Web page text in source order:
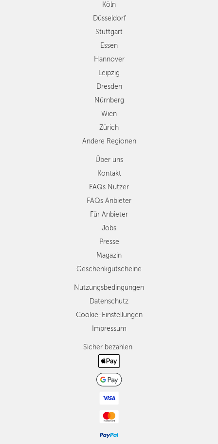
Dresden
Nürnberg
Wien
Zürich
Andere
Regionen
Köln
Düsseldorf
Stuttgart
Essen
Hannover
Leipzig
Dresden
Nürnberg
Wien
Zürich
Andere Regionen
Über uns
Kontakt
FAQs Nutzer
FAQs Anbieter
Für Anbieter
Jobs
Presse
Magazin
Geschenkgutscheine
Nutzungsbedingungen
Datenschutz
Cookie-Einstellungen
Impressum
Sicher bezahlen